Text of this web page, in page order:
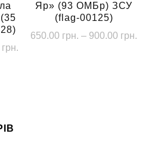
грн.Діапазон
Яр» (93 ОМБр) ЗСУ
(flag-00125)
650.00 грн. – 900.00 грн.